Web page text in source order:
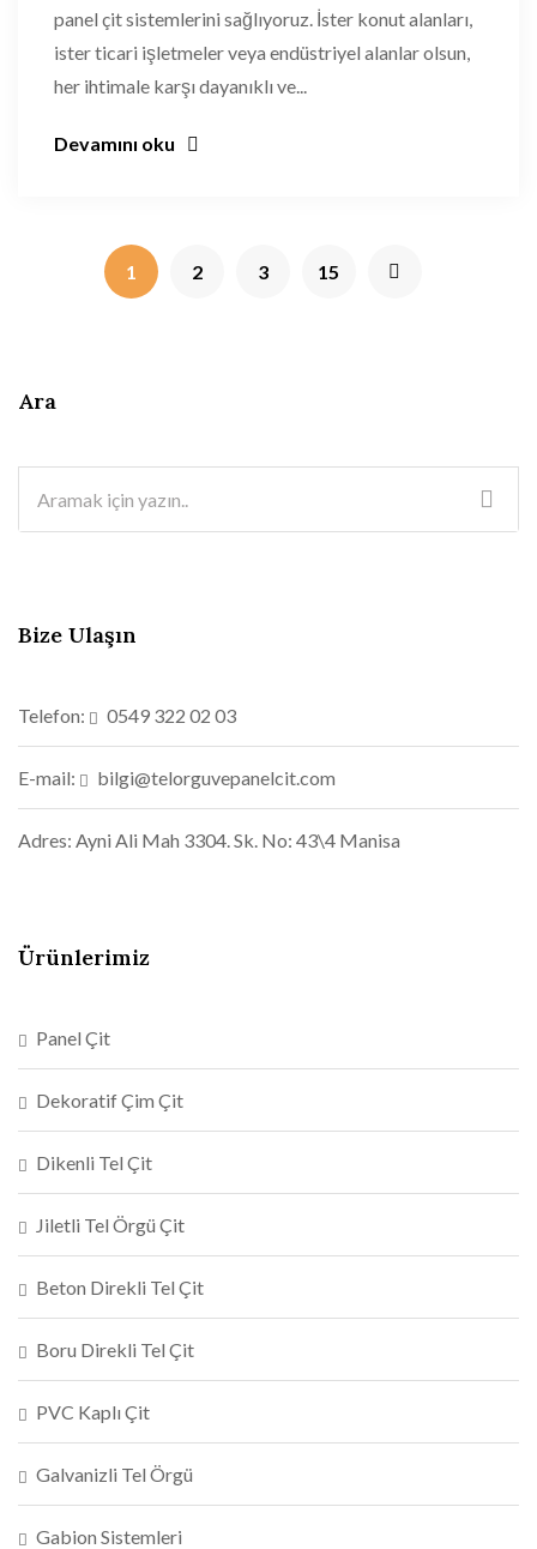
panel çit sistemlerini sağlıyoruz. İster konut alanları,
ister ticari işletmeler veya endüstriyel alanlar olsun,
her ihtimale karşı dayanıklı ve...
Devamını oku
1 2 3 15
Ara
Bize Ulaşın
Telefon: 0549 322 02 03
E-mail: bilgi@telorguvepanelcit.com
Adres: Ayni Ali Mah 3304. Sk. No: 43\4 Manisa
Ürünlerimiz
Panel Çit
Dekoratif Çim Çit
Dikenli Tel Çit
Jiletli Tel Örgü Çit
Beton Direkli Tel Çit
Boru Direkli Tel Çit
PVC Kaplı Çit
Galvanizli Tel Örgü
Gabion Sistemleri